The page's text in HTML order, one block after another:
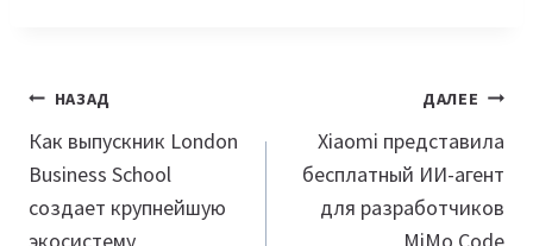
Навигация
по
записям
НАЗАД
Как выпускник London
Business School
создает крупнейшую
экосистему
ДАЛЕЕ
Xiaomi представила
бесплатный ИИ-агент
для разработчиков
MiMo Code